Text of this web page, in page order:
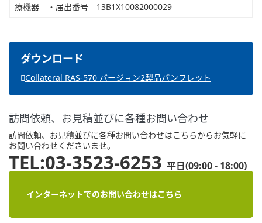
療機器 ・届出番号 13B1X10082000029
Collateral RAS-570 バージョン2製品パンフレット
訪問依頼、お見積並びに各種お問い合わせ
訪問依頼、お見積並びに各種お問い合わせはこちらからお気軽に
お問い合わせくださいませ。
TEL:03-3523-6253 平日(09:00 - 18:00)
インターネットでのお問い合わせはこちら